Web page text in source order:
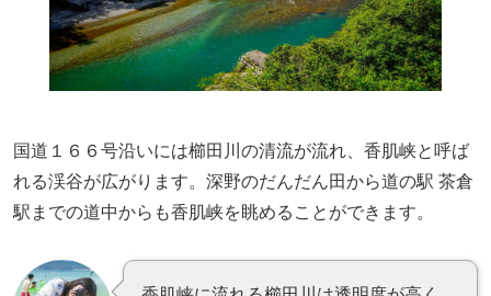
国道１６６号沿いには櫛田川の清流が流れ、香肌峡と呼ば
れる渓谷が広がります。深野のだんだん田から道の駅 茶倉
駅までの道中からも香肌峡を眺めることができます。